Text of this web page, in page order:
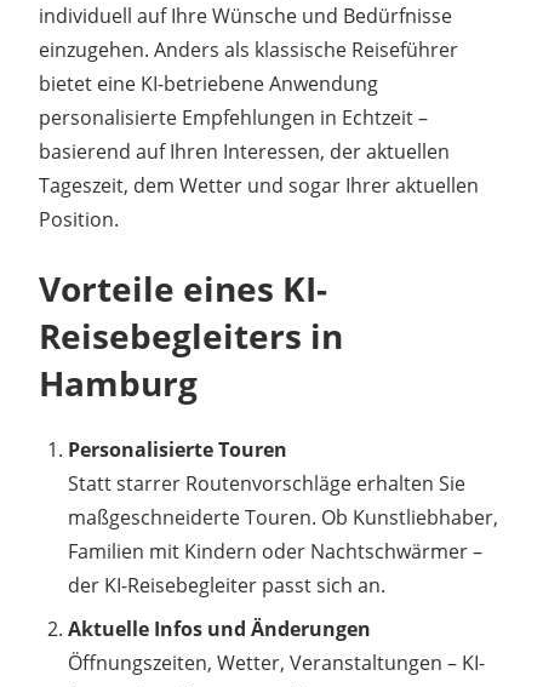
individuell auf Ihre Wünsche und Bedürfnisse
einzugehen. Anders als klassische Reiseführer
bietet eine KI-betriebene Anwendung
personalisierte Empfehlungen in Echtzeit –
basierend auf Ihren Interessen, der aktuellen
Tageszeit, dem Wetter und sogar Ihrer aktuellen
Position.
Vorteile eines KI-
Reisebegleiters in
Hamburg
Personalisierte Touren
Statt starrer Routenvorschläge erhalten Sie
maßgeschneiderte Touren. Ob Kunstliebhaber,
Familien mit Kindern oder Nachtschwärmer –
der KI-Reisebegleiter passt sich an.
Aktuelle Infos und Änderungen
Öffnungszeiten, Wetter, Veranstaltungen – KI-